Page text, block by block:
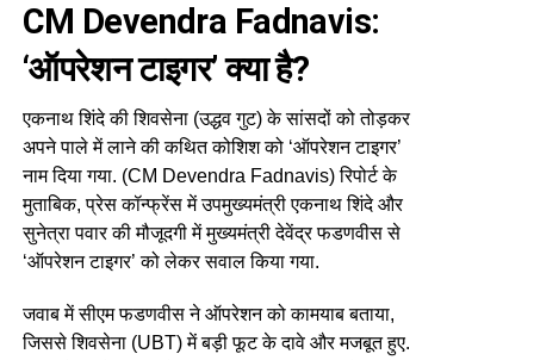
CM Devendra Fadnavis:
‘ऑपरेशन टाइगर’ क्या है?
एकनाथ शिंदे की शिवसेना (उद्धव गुट) के सांसदों को तोड़कर
अपने पाले में लाने की कथित कोशिश को ‘ऑपरेशन टाइगर’
नाम दिया गया. (CM Devendra Fadnavis) रिपोर्ट के
मुताबिक, प्रेस कॉन्फ्रेंस में उपमुख्यमंत्री एकनाथ शिंदे और
सुनेत्रा पवार की मौजूदगी में मुख्यमंत्री देवेंद्र फडणवीस से
‘ऑपरेशन टाइगर’ को लेकर सवाल किया गया.
जवाब में सीएम फडणवीस ने ऑपरेशन को कामयाब बताया,
जिससे शिवसेना (UBT) में बड़ी फूट के दावे और मजबूत हुए.